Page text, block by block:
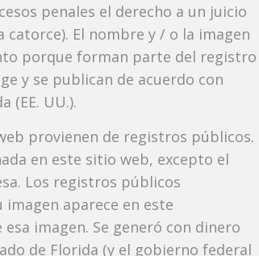
penales el derecho a un juicio
El nombre y / o la imagen
porque forman parte del registro
y se publican de acuerdo con
(EE. UU.).
provienen de registros públicos.
en este sitio web, excepto el
Los registros públicos
imagen aparece en este
imagen. Se generó con dinero
de Florida (y el gobierno federal